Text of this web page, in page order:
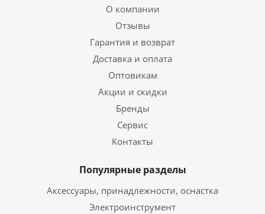
О компании
Отзывы
Гарантия и возврат
Доставка и оплата
Оптовикам
Акции и скидки
Бренды
Сервис
Контакты
Популярные разделы
Аксессуары, принадлежности, оснастка
Электроинструмент